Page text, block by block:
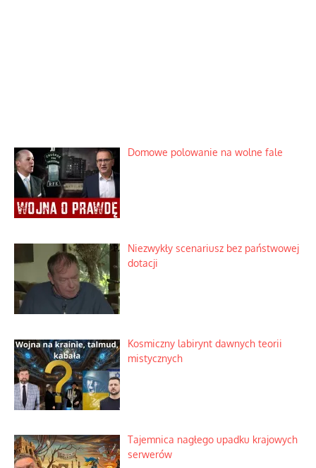
Domowe polowanie na wolne fale
Niezwykły scenariusz bez państwowej
dotacji
Kosmiczny labirynt dawnych teorii
mistycznych
Tajemnica nagłego upadku krajowych
serwerów